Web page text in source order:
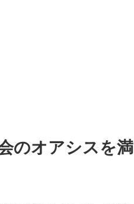
のオアシスを満